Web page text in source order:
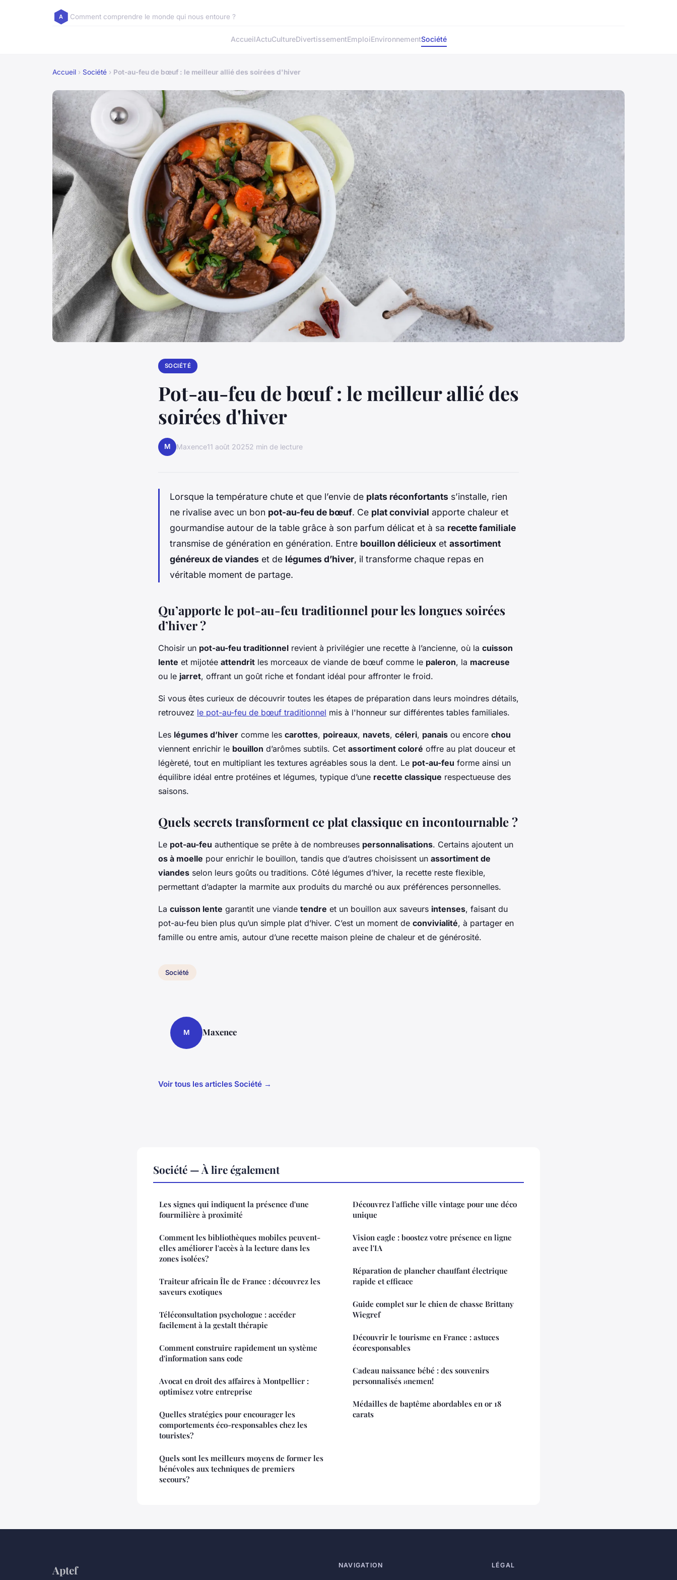
Comment comprendre le monde qui nous entoure ?
AccueilActuCultureDivertissementEmploiEnvironnementSociété
Accueil › Société › Pot-au-feu de bœuf : le meilleur allié des soirées d'hiver
SOCIÉTÉ
Pot-au-feu de bœuf : le meilleur allié des
soirées d'hiver
M Maxence11 août 20252 min de lecture
Lorsque la température chute et que l’envie de plats réconfortants s’installe, rien
ne rivalise avec un bon pot-au-feu de bœuf. Ce plat convivial apporte chaleur et
gourmandise autour de la table grâce à son parfum délicat et à sa recette familiale
transmise de génération en génération. Entre bouillon délicieux et assortiment
généreux de viandes et de légumes d’hiver, il transforme chaque repas en
véritable moment de partage.
Qu’apporte le pot-au-feu traditionnel pour les longues soirées
d’hiver ?
Choisir un pot-au-feu traditionnel revient à privilégier une recette à l’ancienne, où la cuisson
lente et mijotée attendrit les morceaux de viande de bœuf comme le paleron, la macreuse
ou le jarret, offrant un goût riche et fondant idéal pour affronter le froid.
Si vous êtes curieux de découvrir toutes les étapes de préparation dans leurs moindres détails,
retrouvez le pot-au-feu de bœuf traditionnel mis à l'honneur sur différentes tables familiales.
Les légumes d’hiver comme les carottes, poireaux, navets, céleri, panais ou encore chou
viennent enrichir le bouillon d’arômes subtils. Cet assortiment coloré offre au plat douceur et
légèreté, tout en multipliant les textures agréables sous la dent. Le pot-au-feu forme ainsi un
équilibre idéal entre protéines et légumes, typique d’une recette classique respectueuse des
saisons.
Quels secrets transforment ce plat classique en incontournable ?
Le pot-au-feu authentique se prête à de nombreuses personnalisations. Certains ajoutent un
os à moelle pour enrichir le bouillon, tandis que d’autres choisissent un assortiment de
viandes selon leurs goûts ou traditions. Côté légumes d’hiver, la recette reste flexible,
permettant d’adapter la marmite aux produits du marché ou aux préférences personnelles.
La cuisson lente garantit une viande tendre et un bouillon aux saveurs intenses, faisant du
pot-au-feu bien plus qu’un simple plat d’hiver. C’est un moment de convivialité, à partager en
famille ou entre amis, autour d’une recette maison pleine de chaleur et de générosité.
Société
M Maxence
Voir tous les articles Société →
Société — À lire également
Les signes qui indiquent la présence d'une
fourmilière à proximité
Comment les bibliothèques mobiles peuvent-
elles améliorer l'accès à la lecture dans les
zones isolées?
Traiteur africain Île de France : découvrez les
saveurs exotiques
Téléconsultation psychologue : accéder
facilement à la gestalt thérapie
Comment construire rapidement un système
d'information sans code
Avocat en droit des affaires à Montpellier :
optimisez votre entreprise
Quelles stratégies pour encourager les
comportements éco-responsables chez les
touristes?
Quels sont les meilleurs moyens de former les
bénévoles aux techniques de premiers
secours?
Découvrez l'affiche ville vintage pour une déco
unique
Vision eagle : boostez votre présence en ligne
avec l'IA
Réparation de plancher chauffant électrique
rapide et efficace
Guide complet sur le chien de chasse Brittany
Wiegref
Découvrir le tourisme en France : astuces
écoresponsables
Cadeau naissance bébé : des souvenirs
personnalisés иnemen!
Médailles de baptême abordables en or 18
carats
Aptef NAVIGATION LÉGAL